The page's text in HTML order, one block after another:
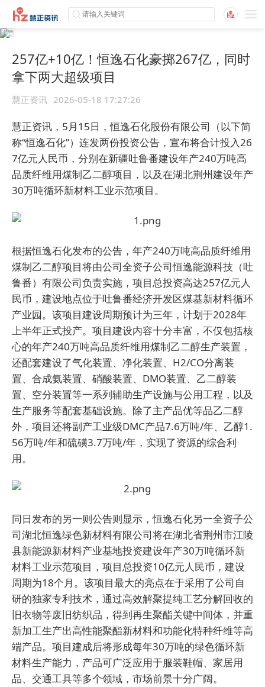
257亿+10亿！恒逸石化豪掷267亿，同时
拿下两大超级项目
慧正资讯 2026-05-18 17:27:26
慧正资讯， 5月15日，恒逸石化股份有限公司（以下简
称“恒逸石化”）连发两份投资公告，宣布将合计投入26
7亿元人民币，分别在新疆吐鲁番建设年产240万吨高
品质纤维用煤制乙二醇项目，以及在湖北荆州建设年产
30万吨循环新材料工业示范项目。
根据恒逸石化发布的公告，年产240万吨高品质纤维用
煤制乙二醇项目将由公司全资子公司恒逸能源科技（吐
鲁番）有限公司负责实施，项目总投资高达257亿元人
民币，建设地点位于吐鲁番经济开发区煤基新材料循环
产业园。该项目建设周期预计为三年，计划于2028年
上半年正式投产。项目建设内容十分丰富，不仅包括核
心的年产240万吨高品质纤维用煤制乙二醇生产装置，
还配套建设了气化装置、净化装置、H2/CO分离装
置、合成氨装置、硝酸装置、DMO装置、乙二醇装
置、空分装置等一系列辅助生产设施与公用工程，以及
生产服务等配套基础设施。除了主产品优等品乙二醇
外，项目还将副产工业级DMC产品7.6万吨/年、乙醇1.
56万吨/年和硫磺3.7万吨/年，实现了资源的综合利
用。
同日发布的另一则公告则显示，恒逸石化另一全资子公
司湖北恒逸绿色新材料有限公司将在湖北省荆州市江陵
县新能源新材料产业基地投资建设年产30万吨循环新
材料工业示范项目，项目总投资10亿元人民币，建设
周期为18个月。该项目最大的亮点在于采用了公司自
研的独家专利技术，通过高效解聚提纯工艺分解回收的
旧衣物等废旧纺织品，得到再生聚酯关键中间体，并重
新加工生产出高性能聚酯新材料和功能化特种纤维等高
端产品。项目建成后将形成每年30万吨的绿色循环新
材料生产能力，产品可广泛应用于服装鞋帽、家居用
品、交通工具等多个领域，市场前景十分广阔。